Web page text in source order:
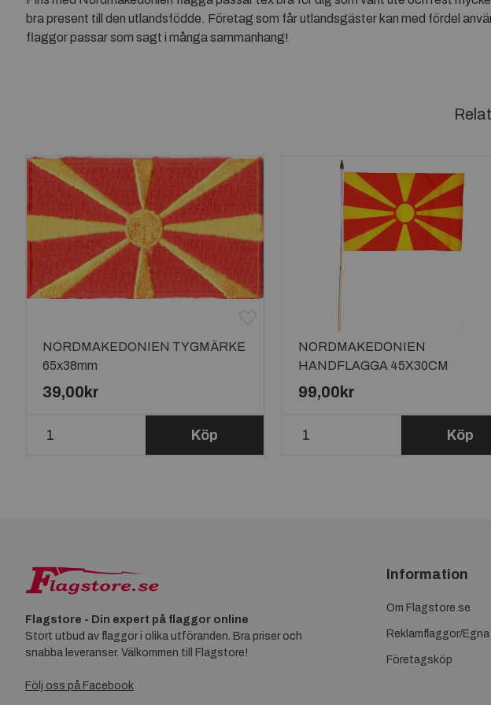
bra present till den utlandsfödde. Företag som får utlandsgäster kan med fördel
flaggor passar som sagt i många sammanhang!
NORDMAKEDONIEN TYGMÄRKE
65x38mm
39,00kr
Köp
NORDMAKEDONIEN
HANDFLAGGA 45X30CM
99,00kr
Köp
Flagstore - Din expert på flaggor online
Stort utbud av flaggor i olika utföranden. Bra priser och
snabba leveranser. Välkommen till Flagstore!
Följ oss på Facebook
Information
Om Flagstore.se
Reklamflaggor/
Företagsköp